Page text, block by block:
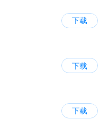
下载
下载
下载